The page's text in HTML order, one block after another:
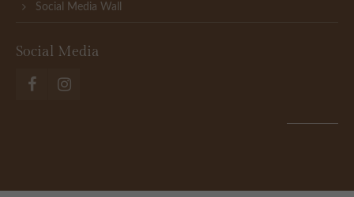
Social Media Wall
Social Media